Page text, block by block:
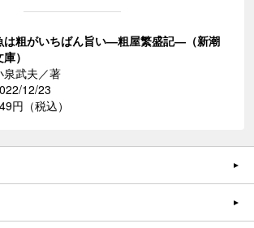
は粗がいちばん旨い―粗屋繁盛記―（新潮
）
泉武夫／著
12/23
円（税込）